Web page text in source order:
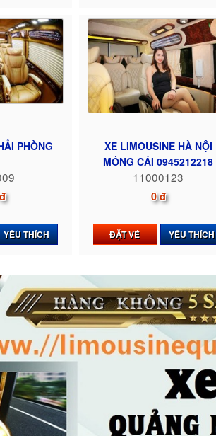
PHÒNG
YÊU THÍCH
XE LIMOUSINE HÀ NỘI
MÓNG CÁI 0945212218
11000123
0 đ
ĐẶT VÉ YÊU THÍCH